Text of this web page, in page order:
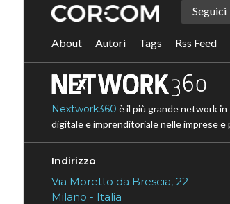
Seguici
About Autori Tags Rss Feed
Nextwork360 è il più grande network
digitale e imprenditoriale nelle imprese e
Indirizzo
Via Moretto da Brescia, 22
Milano - Italia